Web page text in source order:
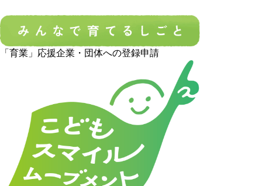
「育業」応援企業・団体への登録申請